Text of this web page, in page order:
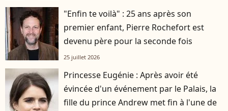
"Enfin te voilà" : 25 ans après son
premier enfant, Pierre Rochefort est
devenu père pour la seconde fois
25 juillet 2026
Princesse Eugénie : Après avoir été
évincée d'un événement par le Palais, la
fille du prince Andrew met fin à l'une de